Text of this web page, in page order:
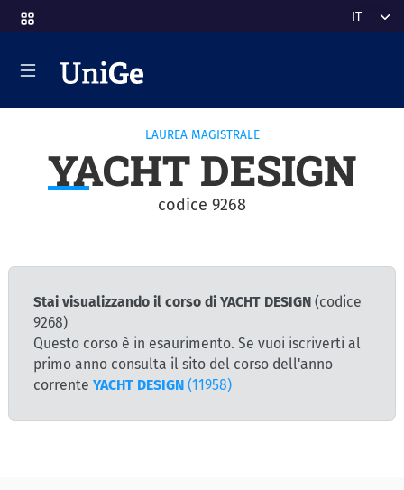
al contenuto principale Select
LAUREA MAGISTRALE
YACHT DESIGN
codice 9268
Stai visualizzando il corso di YACHT DESIGN (codice
9268)
Questo corso è in esaurimento. Se vuoi iscriverti al
primo anno consulta il sito del corso dell'anno
corrente YACHT DESIGN (11958)